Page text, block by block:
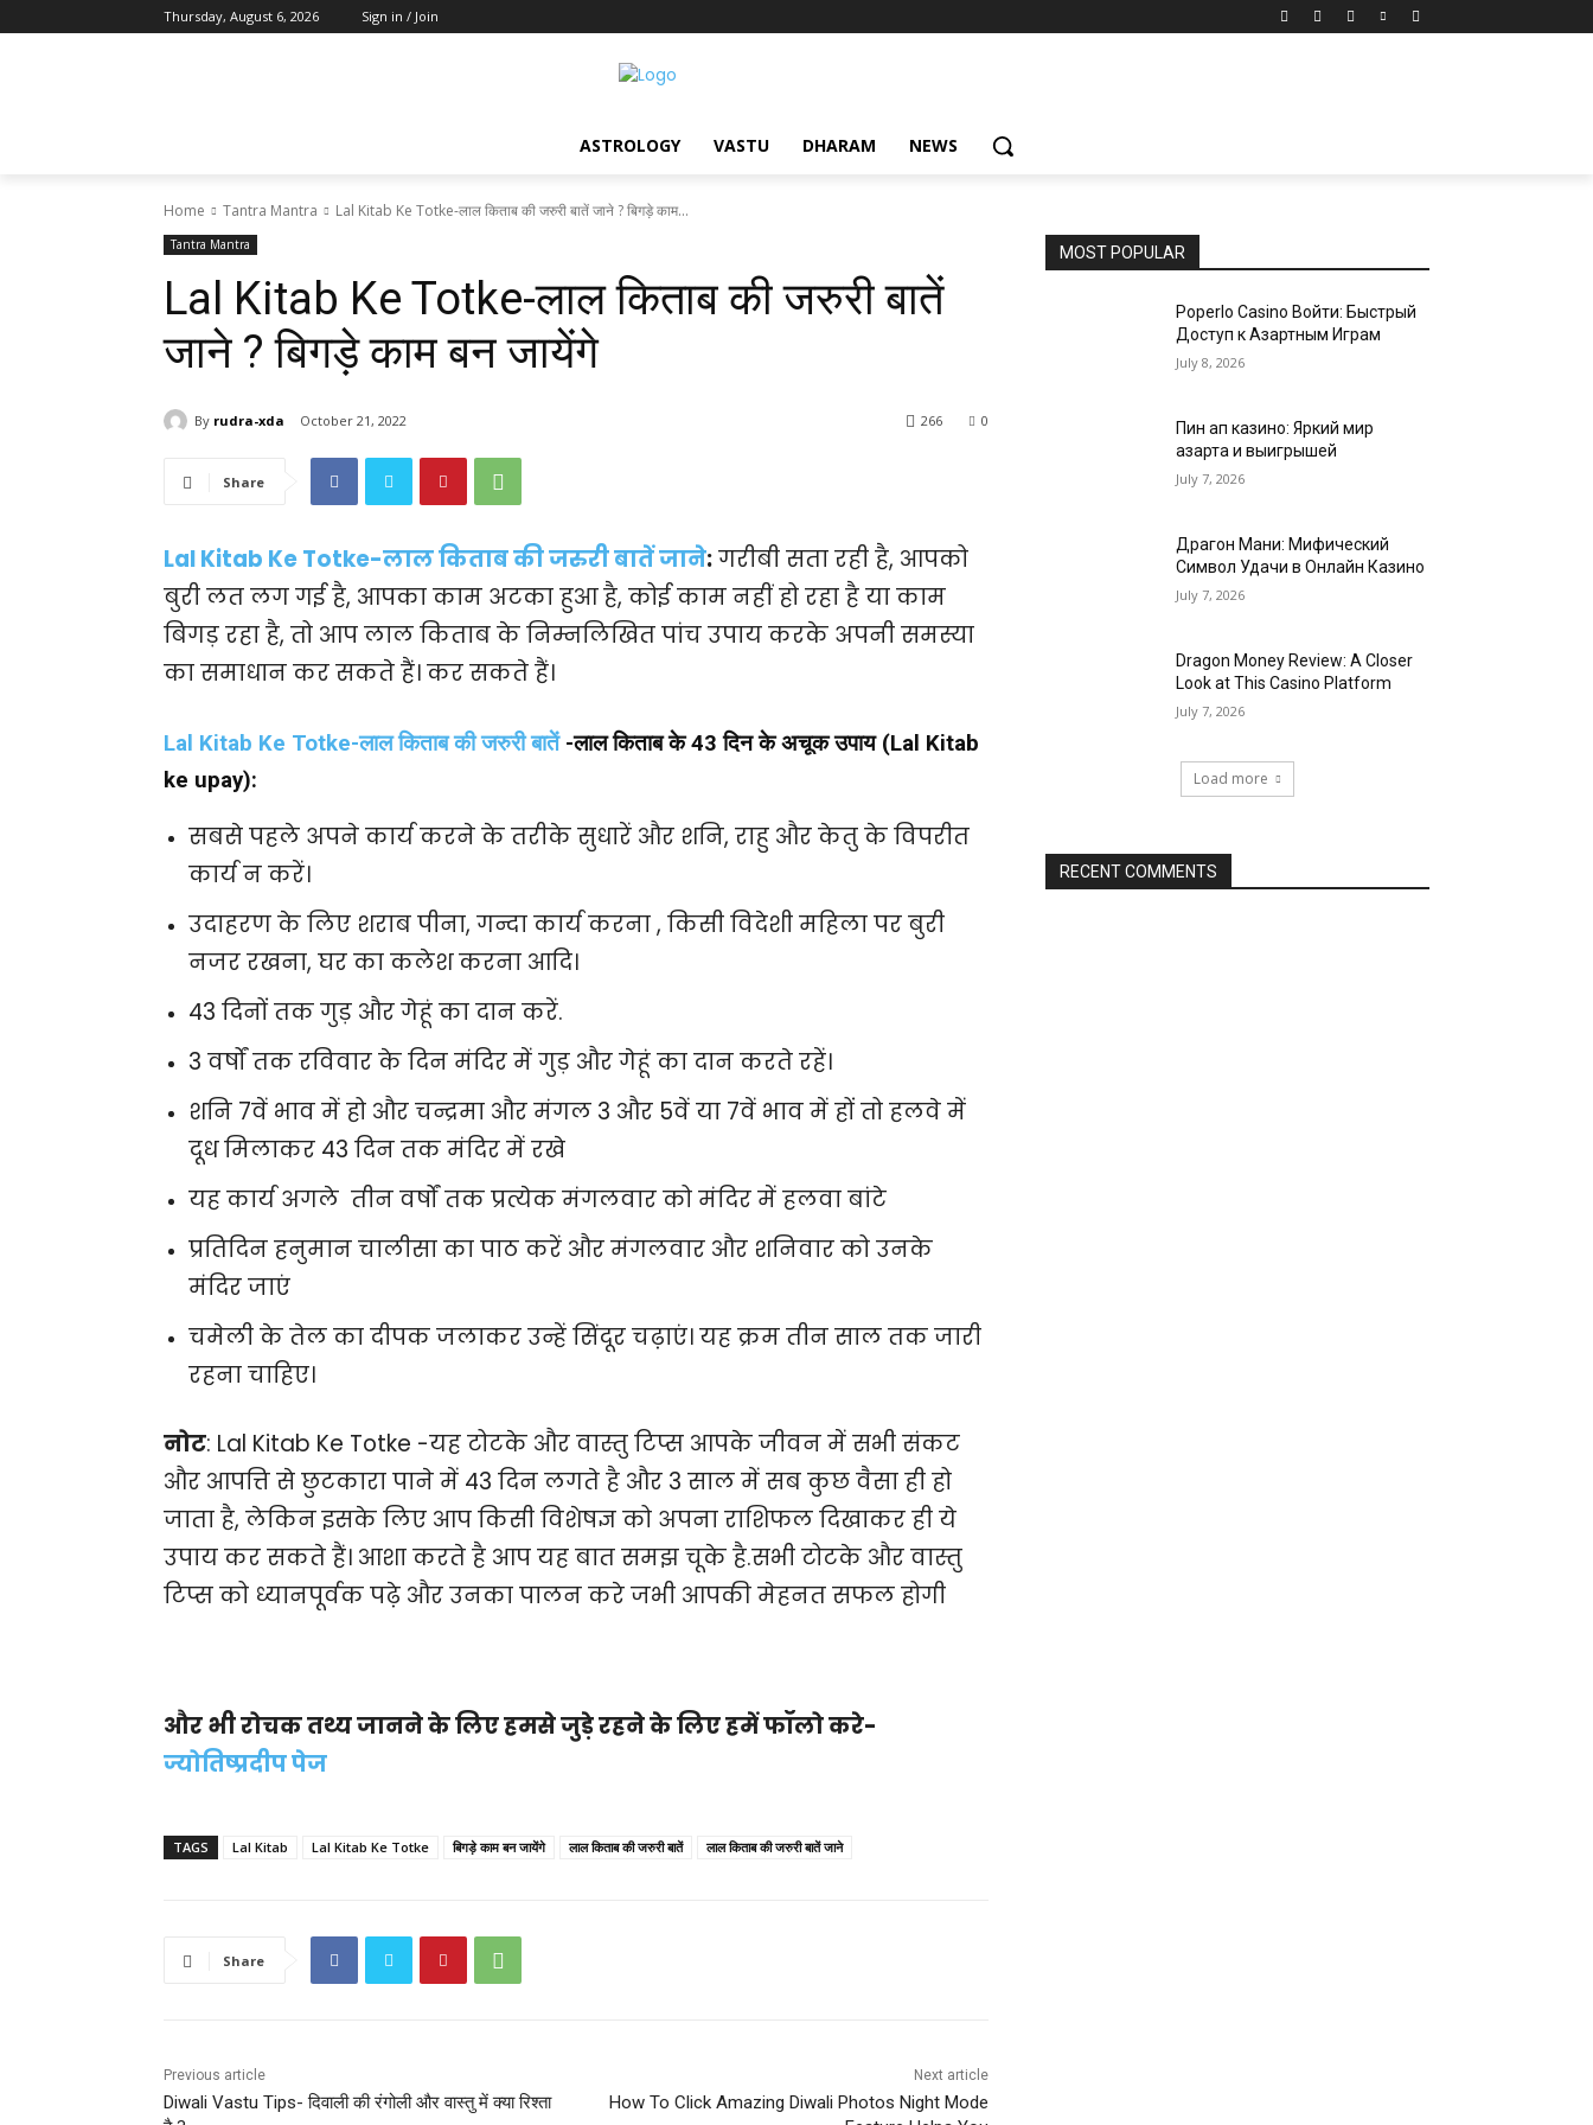
Thursday, August 6, 2026 Sign in / Join
ASTROLOGY VASTU DHARAM NEWS
Home Tantra Mantra Lal Kitab Ke Totke-लाल किताब की जरुरी बातें जाने ? बिगड़े काम...
Tantra Mantra
Lal Kitab Ke Totke-लाल किताब की जरुरी बातें
जाने ? बिगड़े काम बन जायेंगे
By rudra-xda October 21, 2022 0
266
Share
Lal Kitab Ke Totke-लाल किताब की जरुरी बातें जाने:गरीबी सता रही है, आपको
बुरी लत लग गई है, आपका काम अटका हुआ है, कोई काम नहीं हो रहा है या काम
बिगड़ रहा है, तो आप लाल किताब के निम्नलिखित पांच उपाय करके अपनी समस्या
का समाधान कर सकते हैं। कर सकते हैं।
Lal Kitab Ke Totke-लाल किताब की जरुरी बातें-लाल किताब के 43 दिन के अचूक उपाय (Lal Kitab
ke upay):
सबसे पहले अपने कार्य करने के तरीके सुधारें और शनि, राहु और केतु के विपरीत
कार्य न करें।
उदाहरण के लिए शराब पीना, गन्दा कार्य करना , किसी विदेशी महिला पर बुरी
नजर रखना, घर का कलेश करना आदि।
43 दिनों तक गुड़ और गेहूं का दान करें.
3 वर्षों तक रविवार के दिन मंदिर में गुड़ और गेहूं का दान करते रहें।
शनि 7वें भाव में हो और चन्द्रमा और मंगल 3 और 5वें या 7वें भाव में हों तो हलवे में
दूध मिलाकर 43 दिन तक मंदिर में रखे
यह कार्य अगले तीन वर्षों तक प्रत्येक मंगलवार को मंदिर में हलवा बांटे
प्रतिदिन हनुमान चालीसा का पाठ करें और मंगलवार और शनिवार को उनके
मंदिर जाएं
चमेली के तेल का दीपक जलाकर उन्हें सिंदूर चढ़ाएं। यह क्रम तीन साल तक जारी
रहना चाहिए।
नोट: Lal Kitab Ke Totke -यह टोटके और वास्तु टिप्स आपके जीवन में सभी संकट
और आपत्ति से छुटकारा पाने में 43 दिन लगते है और 3 साल में सब कुछ वैसा ही हो
जाता है, लेकिन इसके लिए आप किसी विशेषज्ञ को अपना राशिफल दिखाकर ही ये
उपाय कर सकते हैं। आशा करते है आप यह बात समझ चूके है.सभी टोटके और वास्तु
टिप्स को ध्यानपूर्वक पढ़े और उनका पालन करे जभी आपकी मेहनत सफल होगी
और भी रोचक तथ्य जानने के लिएहमसे जुड़े रहने के लिए हमें फॉलो करे-
ज्योतिष्प्रदीप पेज
TAGS Lal Kitab Lal Kitab Ke Totke बिगड़े काम बन जायेंगे लाल किताब की जरुरी बातें लाल किताब की जरुरी बातें जाने
Share
Previous article
Diwali Vastu Tips- दिवाली की रंगोली और वास्तु में क्या रिश्ता
Next article
How To Click Amazing Diwali Photos Night Mode
MOST POPULAR
Poperlo Casino Войти: Быстрый
Доступ к Азартным Играм
July 8, 2026
Пин ап казино: Яркий мир
азарта и выигрышей
July 7, 2026
Драгон Мани: Мифический
Символ Удачи в Онлайн Казино
July 7, 2026
Dragon Money Review: A Closer
Look at This Casino Platform
July 7, 2026
Load more
RECENT COMMENTS